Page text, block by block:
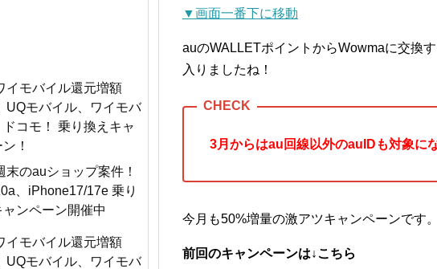
▼画面一番下に移動
auのWALLETポイントからWowmaに交換
入りましたね！
3月からはau回線以外のauIDも対象に
今月も50%増量の激アツキャンペーンです。
前回のキャンペーンは↓こちら
イモバイル還元増額
UQモバイル、ワイモバ
ドコモ！ 乗り換えキャ
！
末のauショップ案件！
、iPhone17/17e 乗り
ンペーン開催中
イモバイル還元増額
UQモバイル、ワイモバ